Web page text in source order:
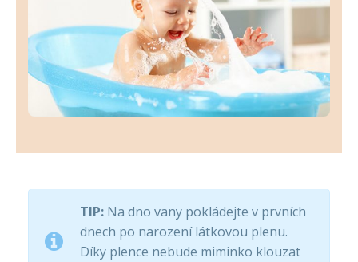
TIP: Na dno vany pokládejte v prvních
dnech po narození látkovou plenu.
Díky plence nebude miminko klouzat